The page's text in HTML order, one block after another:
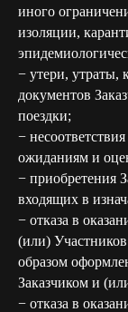
иного
изоляции,
− утери, утраты,
документов
поездки;
−
ожиданиям и
− приобретения
входящих в
− отказа в
(или)
образом
Заказчиком и
− отказа в